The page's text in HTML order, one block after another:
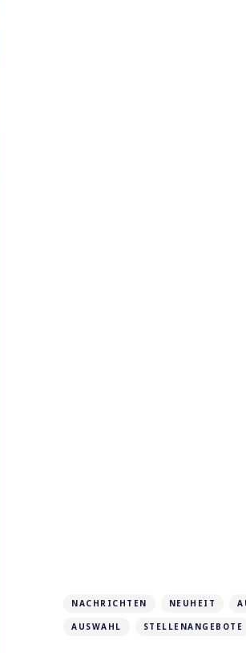
NACHRICHTEN NEUHEIT
AUSWAHL STELLENANGEBOTE